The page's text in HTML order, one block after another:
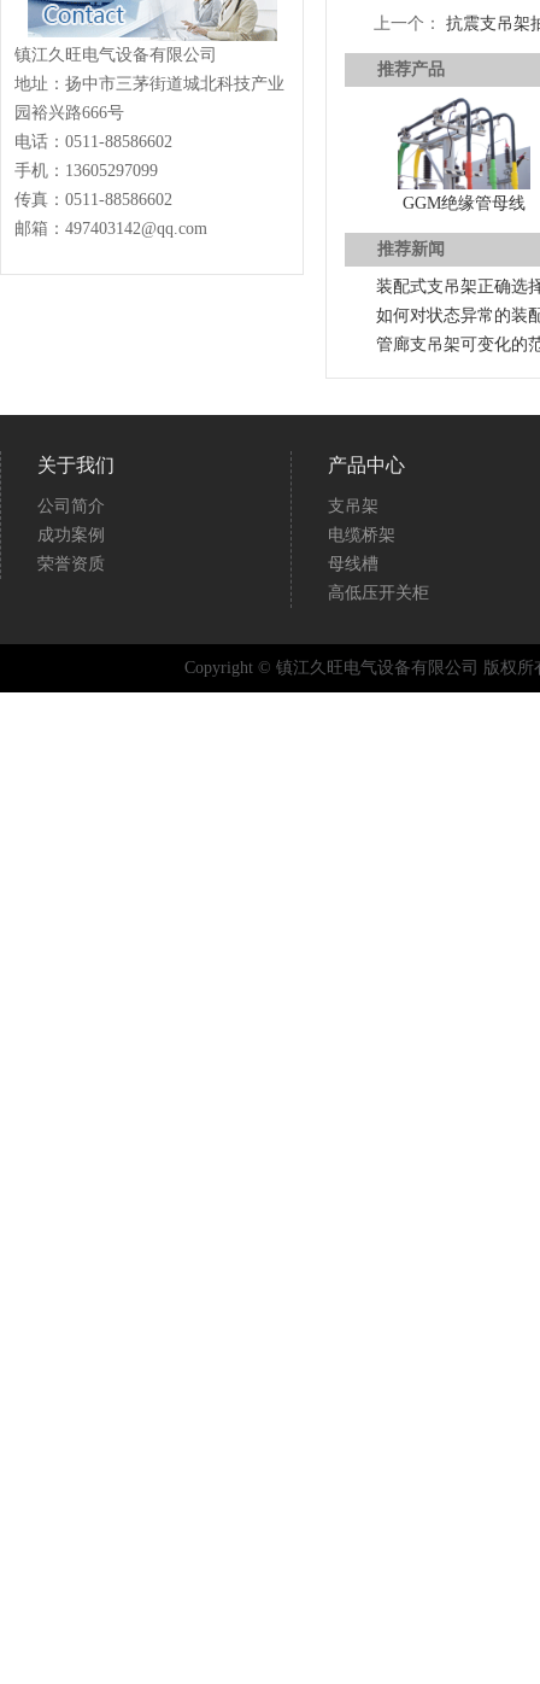
镇江久旺电气设备有限公司
地址：扬中市三茅街道城北科技产业
园裕兴路666号
电话： 0511-88586602
手机：13605297099
传真： 0511-88586602
邮箱：497403142@qq.com
上一个： 抗震支吊架
推荐产品
GGM绝缘管母线
推荐新闻
装配式支吊架正确选
如何对状态异常的装
管廊支吊架可变化的
关于我们
公司简介
成功案例
荣誉资质
产品中心
支吊架
电缆桥架
母线槽
高低压开关柜
Copyright © 镇江久旺电气设备有限公司 版权所